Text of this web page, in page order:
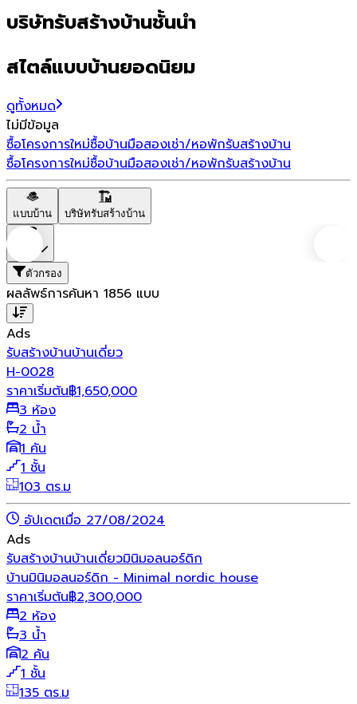
บริษัทรับสร้างบ้านชั้นนำ
สไตล์แบบบ้านยอดนิยม
ดูทั้งหมด
ไม่มีข้อมูล
ซื้อโครงการใหม่ซื้อบ้านมือสองเช่า/หอพักรับสร้างบ้าน
ซื้อโครงการใหม่ซื้อบ้านมือสองเช่า/หอพักรับสร้างบ้าน
แบบบ้าน บริษัทรับสร้างบ้าน
ตัวกรอง
ผลลัพธ์การค้นหา 1856 แบบ
Ads
รับสร้างบ้านบ้านเดี่ยว
H-0028
ราคาเริ่มต้น฿1,650,000
3 ห้อง
2 น้ำ
1 คัน
1 ชั้น
103 ตร.ม
อัปเดตเมื่อ 27/08/2024
Ads
รับสร้างบ้านบ้านเดี่ยวมินิมอลนอร์ดิก
บ้านมินิมอลนอร์ดิก - Minimal nordic house
ราคาเริ่มต้น฿2,300,000
2 ห้อง
3 น้ำ
2 คัน
1 ชั้น
135 ตร.ม